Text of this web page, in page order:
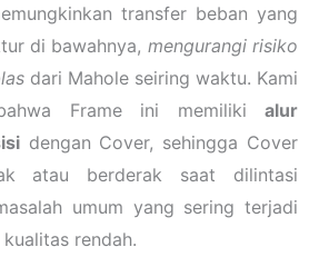
transfer beban yang
di bawahnya, mengurangi risiko
dari Mahole seiring waktu. Kami
Frame ini memiliki alur
dengan Cover, sehingga Cover
atau berderak saat dilintasi
umum yang sering terjadi
rendah.